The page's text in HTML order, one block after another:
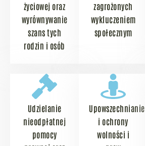
życiowej oraz
wyrównywanie
szans tych
rodzin i osób
zagrożonych
wykluczeniem
społecznym
Udzielanie
nieodpłatnej
pomocy
Upowszechnianie
i ochrony
wolności i